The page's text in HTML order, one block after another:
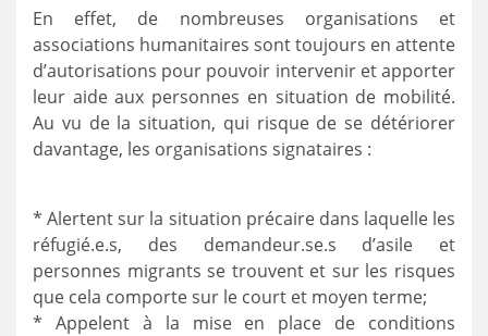
En effet, de nombreuses organisations et
associations humanitaires sont toujours en attente
d’autorisations pour pouvoir intervenir et apporter
leur aide aux personnes en situation de mobilité.
Au vu de la situation, qui risque de se détériorer
davantage, les organisations signataires :
* Alertent sur la situation précaire dans laquelle les
réfugié.e.s, des demandeur.se.s d’asile et
personnes migrants se trouvent et sur les risques
que cela comporte sur le court et moyen terme;
* Appelent à la mise en place de conditions